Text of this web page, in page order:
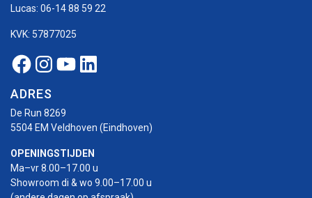
Lucas: 06-14 88 59 22
KVK: 57877025
Facebook Euro-rotor
Instagram Euro-rotor
Youtube Euro-rotor
Linkedin Euro-rotor
ADRES
De Run 8269
5504 EM Veldhoven (Eindhoven)
OPENINGSTIJDEN
Ma–vr 8.00–17.00 u
Showroom di & wo 9.00–17.00 u